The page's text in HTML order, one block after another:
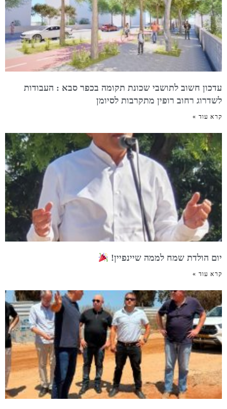
עדכון חשוב לתושבי שכונת תקומה בכפר סבא : העבודות
לשדרוג רחוב רופין מתקרבות לסיומן
קרא עוד »
יום הולדת שמח לממה שיינפיין!
קרא עוד »